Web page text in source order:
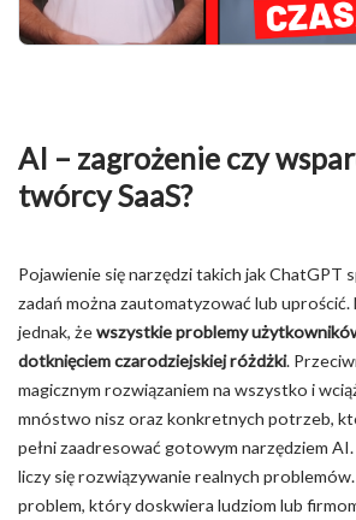
AI – zagrożenie czy
twórcy SaaS?
Pojawienie się narzędzi takich jak ChatGPT
zadań można zautomatyzować lub uprościć.
jednak, żewszystkie problemy
dotknięciem czarodziejskiej różdżki.
magicznym rozwiązaniem na wszystko i
mnóstwo nisz oraz konkretnych potrzeb,
pełni zaadresować gotowym narzędziem
liczy się rozwiązywanie realnych problemów.
problem, który doskwiera ludziom lub